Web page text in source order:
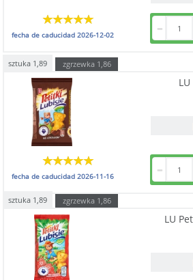
fecha de caducidad2026-12-02
sztuka 1,89 zgrzewka 1,86
fecha de caducidad2026-11-16
sztuka 1,89 zgrzewka 1,86
LU